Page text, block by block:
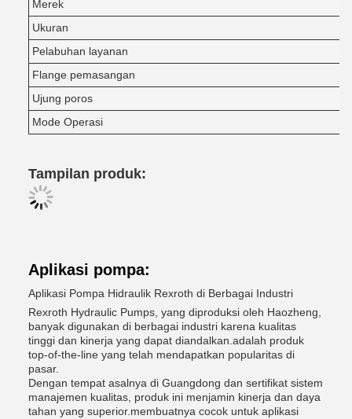
Merek
Ukuran
Pelabuhan layanan
Flange pemasangan
Ujung poros
Mode Operasi
Tampilan produk:
Aplikasi pompa:
Aplikasi Pompa Hidraulik Rexroth di Berbagai Industri
Rexroth Hydraulic Pumps, yang diproduksi oleh Haozheng,
banyak digunakan di berbagai industri karena kualitas
tinggi dan kinerja yang dapat diandalkan.adalah produk
top-of-the-line yang telah mendapatkan popularitas di
pasar.
Dengan tempat asalnya di Guangdong dan sertifikat sistem
manajemen kualitas, produk ini menjamin kinerja dan daya
tahan yang superior.membuatnya cocok untuk aplikasi